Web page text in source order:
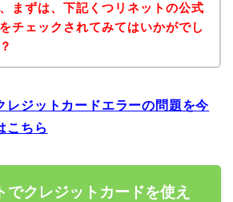
まずは、下記くつリネットの公式
チェックされてみてはいかがでし
レジットカードエラーの問題を今
こちら
でクレジットカードを使え